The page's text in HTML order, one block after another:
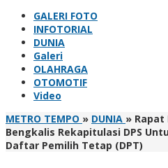
GALERI FOTO
INFOTORIAL
DUNIA
Galeri
OLAHRAGA
OTOMOTIF
Video
METRO TEMPO » DUNIA » Rapat
Bengkalis Rekapitulasi DPS
Daftar Pemilih Tetap (DPT)